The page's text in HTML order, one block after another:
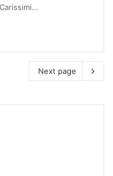
Next page